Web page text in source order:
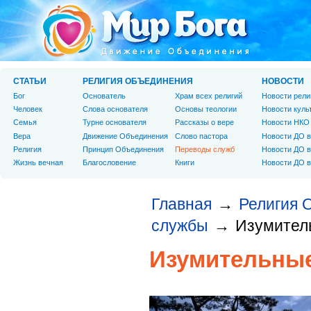
Главная → Религия
службы →
СТАТЬИ
Бог
Человек
Cемья
Вера
Религия
Жизнь вечная
РЕЛИГИЯ ОБЪЕДИНЕНИЯ
Основатель
Слова основателя
Турне основателя
Движение Объединения
Принцип Объединения
Благословение
Храм всех религий
Основы теологии
Рассказы о вере
Слово пастора
Переводы служб
Книги
НОВОСТИ
Новости
Новости
Новости НКО
Новости ДО
Новости ДО
Новости ДО